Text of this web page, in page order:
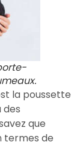
la poussette
des
que
termes de